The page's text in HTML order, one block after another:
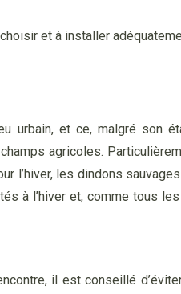
et à installer
urbain, et ce, malgré son
agricoles.
l’hiver, les dindons
à l’hiver et, comme tous
il est conseillé